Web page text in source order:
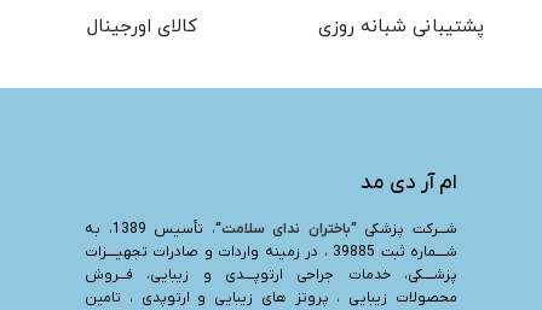
پشتیبانی شبانه روزی کالای اورجینال
ام آر دی مد
شـــرکت پزشکی “باختران ندای سلامت
“، تأسیس 1389، به
شــــماره ثبت 39885 ، در زمینه واردات و صادرات تجهیــــزات
پزشــــکی، خدمات جراحی ارتوپــــدی و زیبایی، فـــروش
محصولات زیبایی ، پروتز های زیبایی و ارتوپدی ، تامین